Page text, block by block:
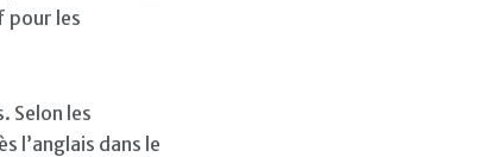
pour les
Selon les
l’anglais dans le